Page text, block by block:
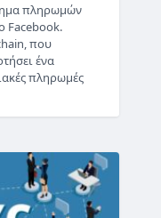
πληρωμών
Facebook.
που
ένα
πληρωμές